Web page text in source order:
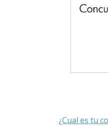
¿Cual es tu